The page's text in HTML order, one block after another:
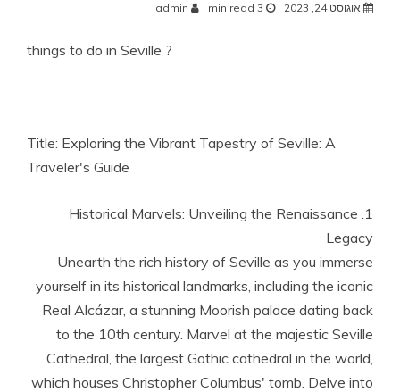
אוגוסט 24, 2023 3 min read
admin
things to do in Seville ?
Title: Exploring the Vibrant Tapestry of Seville: A
Traveler's Guide
1. Historical Marvels: Unveiling the Renaissance
Legacy
Unearth the rich history of Seville as you immerse
yourself in its historical landmarks, including the iconic
Real Alcázar, a stunning Moorish palace dating back
to the 10th century. Marvel at the majestic Seville
Cathedral, the largest Gothic cathedral in the world,
which houses Christopher Columbus' tomb. Delve into